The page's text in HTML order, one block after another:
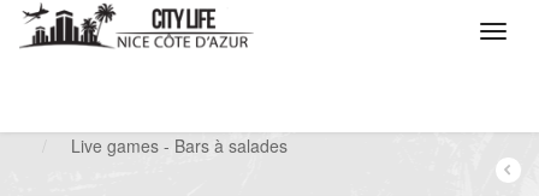
Live games - Bars à salades